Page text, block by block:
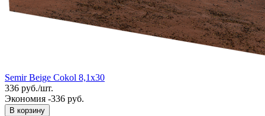
Semir Beige Cokol 8,1x30
336 руб./шт.
Экономия -336 руб.
В корзину